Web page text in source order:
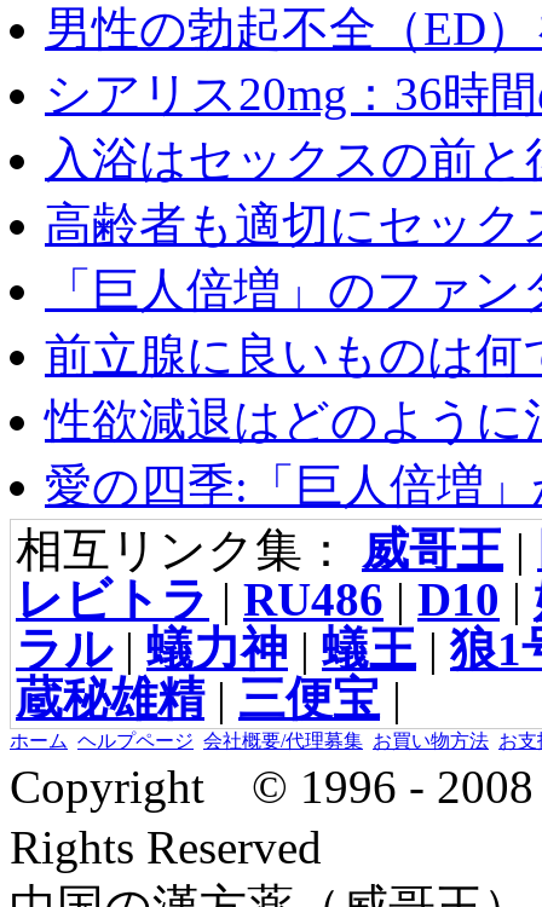
男性の勃起不全（ED
シアリス20mg：36時
入浴はセックスの前
高齢者も適切にセック
「巨人倍増」のファ
前立腺に良いものは何
性欲減退はどのように
愛の四季:「巨人倍増
相互リンク集： 威哥王 |
レビトラ | RU486 | D10 |
ラル| 蟻力神 | 蟻王 |狼1
蔵秘雄精| 三便宝 |
ホーム ヘルプページ 会社概要/代理募集 お買い物方法 お支
Copyright © 1996 -
Rights Reserved